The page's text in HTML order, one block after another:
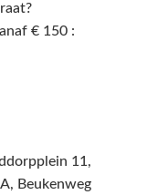
€ 150 :
11,
Beukenweg